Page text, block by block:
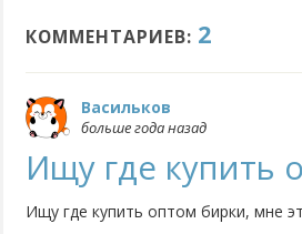
КОММЕНТАРИЕВ: 2
Васильков
больше года назад
Ищу где купить
Ищу где купить оптом бирки, мне